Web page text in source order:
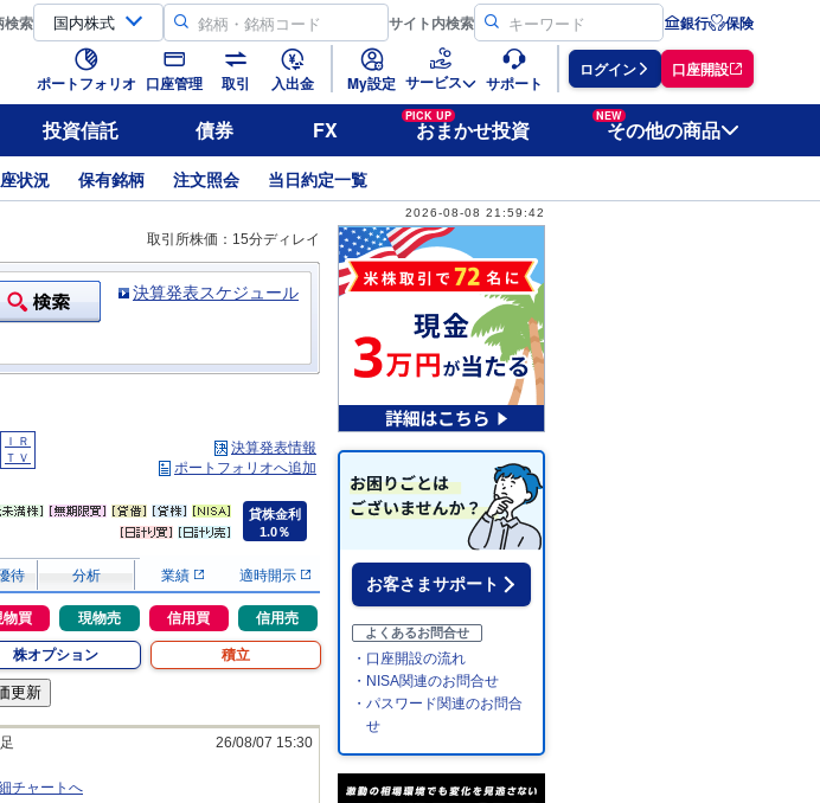
検索 サイト内検索 銀行 保険
ポートフォリオ 口座管理 取引 入出金 My設定 サービス サポート
ログイン 口座開設
投資信託 債券 FX
PICK UP
おまかせ投資
NEW
その他の商品
状況 保有銘柄 注文照会 当日約定一覧
2026-08-08 21:59:42
取引所株価：15分ディレイ
決算発表スケジュール
ＩＲ
ＴＶ
決算発表情報
ポートフォリオへ追加
貸株金利
1.0％
待 分析 業績 適時開示
物買 現物売 信用買 信用売
株オプション 積立
26/08/07 15:30
チャートへ
お客さまサポート
よくあるお問合せ
・口座開設の流れ
・NISA関連のお問合せ
・パスワード関連のお問合
せ